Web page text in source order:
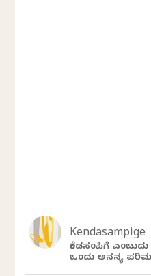
Kendasampige
ಕೆಂಡಸಂಪಿಗೆ
ಒಂದು ಅನನ್ಯ